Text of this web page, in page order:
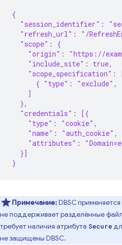
{
"session_identifier":
"refresh_url": "/
  "scope": {
"origin": "https://
    "include_site": true,
"scope_specification":
{ "type":
    ]
  },
  "credentials": [{
    "type": "cookie",
    "name": "auth_cookie",
"attributes":
  }]
}
Примечание:DBSC
не поддерживает разделённые
требует наличия атрибута Secure
не защищены DBSC.